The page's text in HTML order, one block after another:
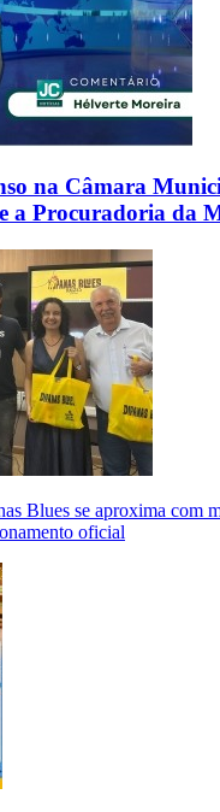
na Câmara
a Procuradoria da
Blues se aproxima com
oficial